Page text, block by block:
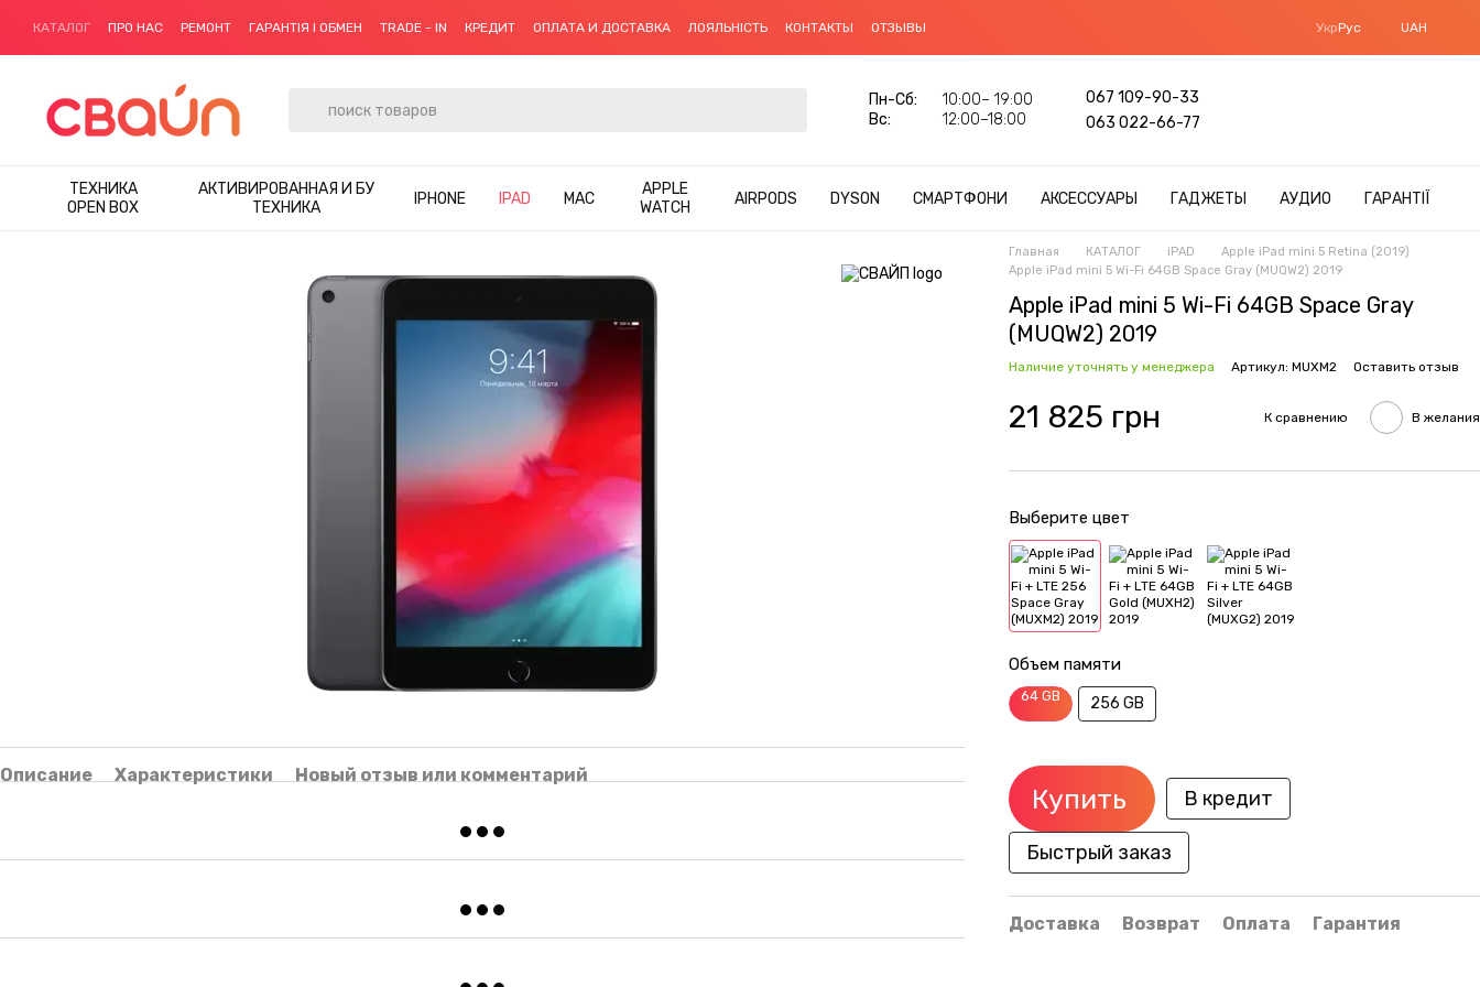
КАТАЛОГ ПРО НАС РЕМОНТ ГАРАНТІЯ І ОБМЕН TRADE - IN КРЕДИТ ОПЛАТА И ДОСТАВКА ЛОЯЛЬНІСТЬ КОНТАКТЫ ОТЗЫВЫ УкрРус UAH
Пн-Сб:
10:00– 19:00
Вс:
12:00–18:00
067 109-90-33
063 022-66-77
ТЕХНИКА
OPEN BOX
АКТИВИРОВАННАЯ И БУ
ТЕХНИКА
IPHONE IPAD MAC
APPLE
WATCH
AIRPODS DYSON СМАРТФОНИ АКСЕССУАРЫ ГАДЖЕТЫ АУДИО ГАРАНТІЇ
Описание Характеристики Новый отзыв или комментарий
Главная КАТАЛОГ iPAD
Apple iPad mini 5 Retina (2019)
Apple iPad mini 5 Wi-Fi 64GB Space Gray (MUQW2) 2019
Apple iPad mini 5 Wi-Fi 64GB Space Gray
(MUQW2) 2019
Наличие уточнять у менеджера Артикул: MUXM2 Оставить отзыв
21 825 грн К сравнению В желания
Выберите цвет
Объем памяти
64 GB 256 GB
Купить В кредит
Быстрый заказ
Доставка Возврат Оплата Гарантия